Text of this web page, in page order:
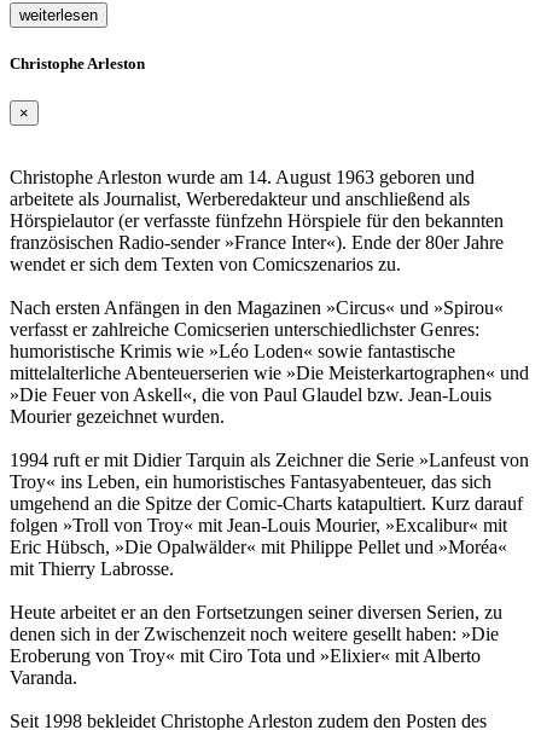
weiterlesen
Christophe Arleston
×
Christophe Arleston wurde am 14. August 1963 geboren und
arbeitete als Journalist, Werberedakteur und anschließend als
Hörspielautor (er verfasste fünfzehn Hörspiele für den bekannten
französischen Radio-sender »France Inter«). Ende der 80er Jahre
wendet er sich dem Texten von Comicszenarios zu.
Nach ersten Anfängen in den Magazinen »Circus« und »Spirou«
verfasst er zahlreiche Comicserien unterschiedlichster Genres:
humoristische Krimis wie »Léo Loden« sowie fantastische
mittelalterliche Abenteuerserien wie »Die Meisterkartographen« und
»Die Feuer von Askell«, die von Paul Glaudel bzw. Jean-Louis
Mourier gezeichnet wurden.
1994 ruft er mit Didier Tarquin als Zeichner die Serie »Lanfeust von
Troy« ins Leben, ein humoristisches Fantasyabenteuer, das sich
umgehend an die Spitze der Comic-Charts katapultiert. Kurz darauf
folgen »Troll von Troy« mit Jean-Louis Mourier, »Excalibur« mit
Eric Hübsch, »Die Opalwälder« mit Philippe Pellet und »Moréa«
mit Thierry Labrosse.
Heute arbeitet er an den Fortsetzungen seiner diversen Serien, zu
denen sich in der Zwischenzeit noch weitere gesellt haben: »Die
Eroberung von Troy« mit Ciro Tota und »Elixier« mit Alberto
Varanda.
Seit 1998 bekleidet Christophe Arleston zudem den Posten des